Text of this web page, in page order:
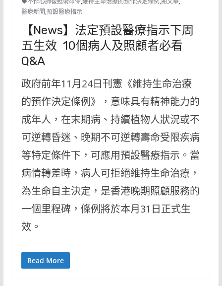
醫療新聞,預設醫療指示
【News】法定預設醫療指示下周
五生效 10個病人及照顧者必看
Q&A
政府前年11月24日刊憲《維持生命治療
的預作決定條例》，意味具有精神能力的
成年人，在末期病、持續植物人狀況或不
可逆轉昏迷、晚期不可逆轉壽命受限疾病
等特定條件下，可應用預設醫療指示。當
病情轉差時，病人可拒絕維持生命治療，
為生命自主決定，是香港晚期照顧服務的
一個里程碑，條例將於本月31日正式生
效。
Read More